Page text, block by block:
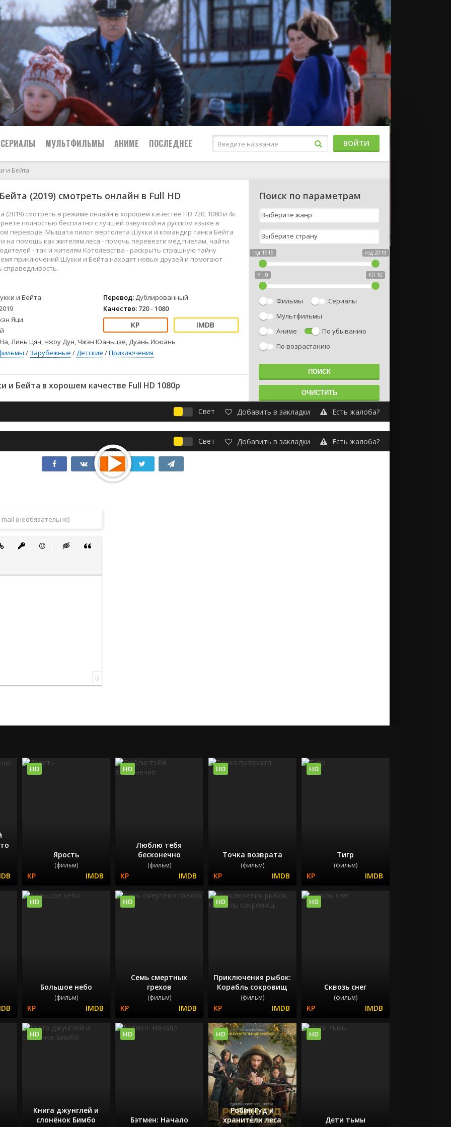
Боевики
Военные
Детективы
Детские
Драмы
Комедии
Мелодрамы
Приключения
Семейные
Спорт
Триллеры
Ужасы
СЕРИАЛЫ МУЛЬТФИЛЬМЫ АНИМЕ ПОСЛЕДНЕЕ
2024
2023
2022
2021
Зарубежные
Фильмы из соцетей
ВОЙТИ
и Бейта
(2019) смотреть онлайн в Full HD
(2019) смотреть в режиме онлайн в хорошем качестве HD 720, 1080 и 4к
полностью бесплатно с лучшей озвучкой на русском языке в
переводе. Мышата пилот вертолета Шукки и командир танка Бейта
на помощь как жителям леса - помочь перевезти мёд пчелам, найти
- так и жителям Котолевства - раскрыть страшную тайну
приключений Шукки и Бейта находят новых друзей и помогают
справедливость.
и Бейта
Яци
Перевод: Дублированный
Качество: 720 - 1080
Линь Цян, Чжоу Дун, Чжэн Юаньцзе, Дуань Исюань
/ Зарубежные /Детские /Приключения
и Бейта в хорошем качестве Full HD 1080p
Поиск по параметрам
год 1915 год 2019
КП 0 КП 10
Фильмы
Сериалы
Мультфильмы
Аниме
По убыванию
По возрастанию
Свет Добавить в закладки Есть жалоба?
Свет Добавить в закладки Есть жалоба?
0
Ярость
(фильм)
HD
Люблю тебя
бесконечно
(фильм)
HD
Точка возврата
(фильм)
HD
Тигр
(фильм)
HD
Большое небо
(фильм)
HD
Семь смертных
грехов
(фильм)
HD
Приключения рыбок:
Корабль сокровищ
(фильм)
HD
Сквозь снег
(фильм)
HD
Книга джунглей и
слонёнок Бимбо
HD
Бэтмен: Начало
HD
Робин Гуд и
хранители леса
HD
Дети тьмы
HD